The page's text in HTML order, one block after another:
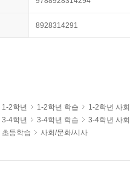
8928314291
1-2학년 1-2학년 학습
1-2학년 사
3-4학년 3-4학년 학습
3-4학년 사
초등학습 사회/문화/시사